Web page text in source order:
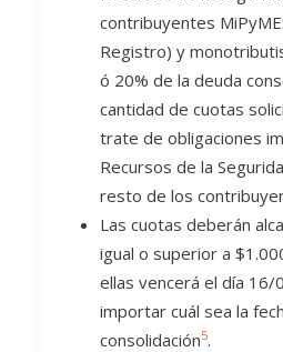
contribuyentes
Registro) y
ó 20% de la deuda
cantidad de cuotas
trate de obligaciones
Recursos de la
resto de los
Las cuotas deberán
igual o superior a
ellas vencerá el día 16/
importar cuál sea la
consolidación5.